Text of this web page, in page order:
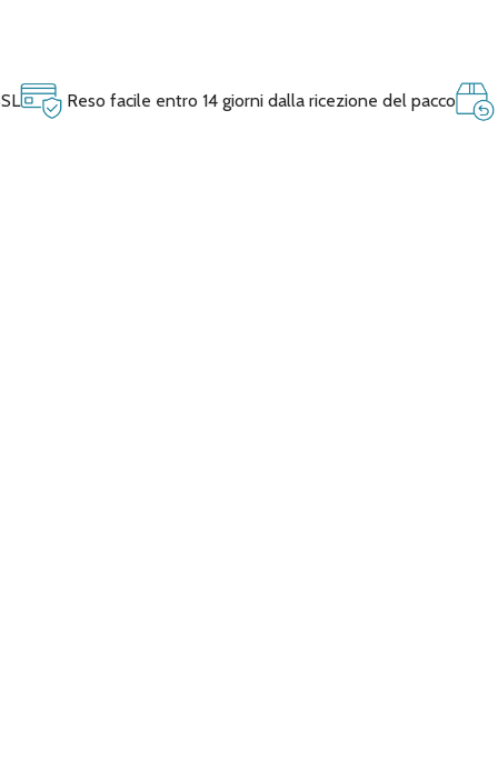
Reso facile entro 14 giorni dalla ricezione del pacco